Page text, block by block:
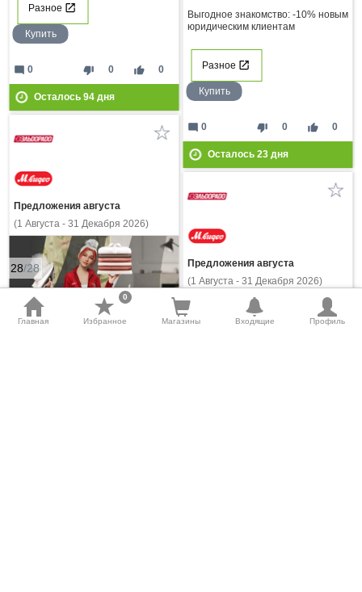
28/28
Разное
Купить
thumb_down 0 thumb_up 0
mode_comment 0
Осталось 94дня
Выгодное знакомство: -10% новым
юридическим клиентам
Разное
Купить
thumb_down 0 thumb_up 0
mode_comment 0
Осталось 23дня
Предложения августа
(1 Августа - 31 Декабря 2026)
Предложения августа
(1 Августа - 31 Декабря 2026)
Главная Избранное
0
Магазины Входящие Профиль